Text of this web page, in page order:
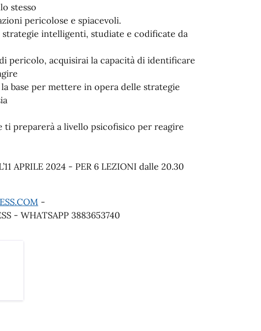
stesso
pericolose e spiacevoli.
intelligenti, studiate e codificate da
pericolo, acquisirai la capacità di identificare
base per mettere in opera delle strategie
ti preparerà a livello psicofisico per reagire
APRILE 2024 - PER 6 LEZIONI dalle 20.30
-
- WHATSAPP 3883653740